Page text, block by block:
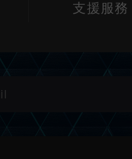
支援服務